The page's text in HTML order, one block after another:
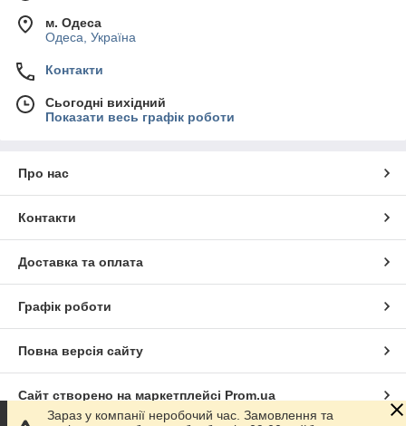
м. Одеса
Одеса, Україна
Контакти
Сьогодні вихідний
Показати весь графік роботи
Про нас
Контакти
Доставка та оплата
Графік роботи
Повна версія сайту
Сайт створено на маркетплейсі Prom.ua
Зараз у компанії неробочий час. Замовлення та